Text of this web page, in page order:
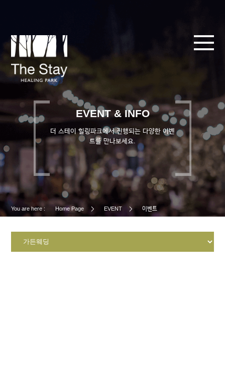
EVENT & INFO
더 스테이 힐링파크에서 진행되는 다양한 이벤
트를 만나보세요.
You are here : Home Page EVENT 이벤트